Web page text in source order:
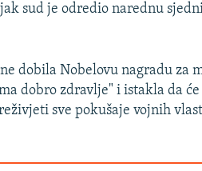
sud je odredio narednu
dobila Nobelovu nagradu za
dobro zdravlje" i istakla da
sve pokušaje vojnih